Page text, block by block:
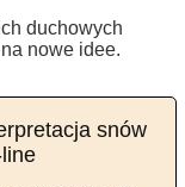
duchowych
nowe idee.
snów